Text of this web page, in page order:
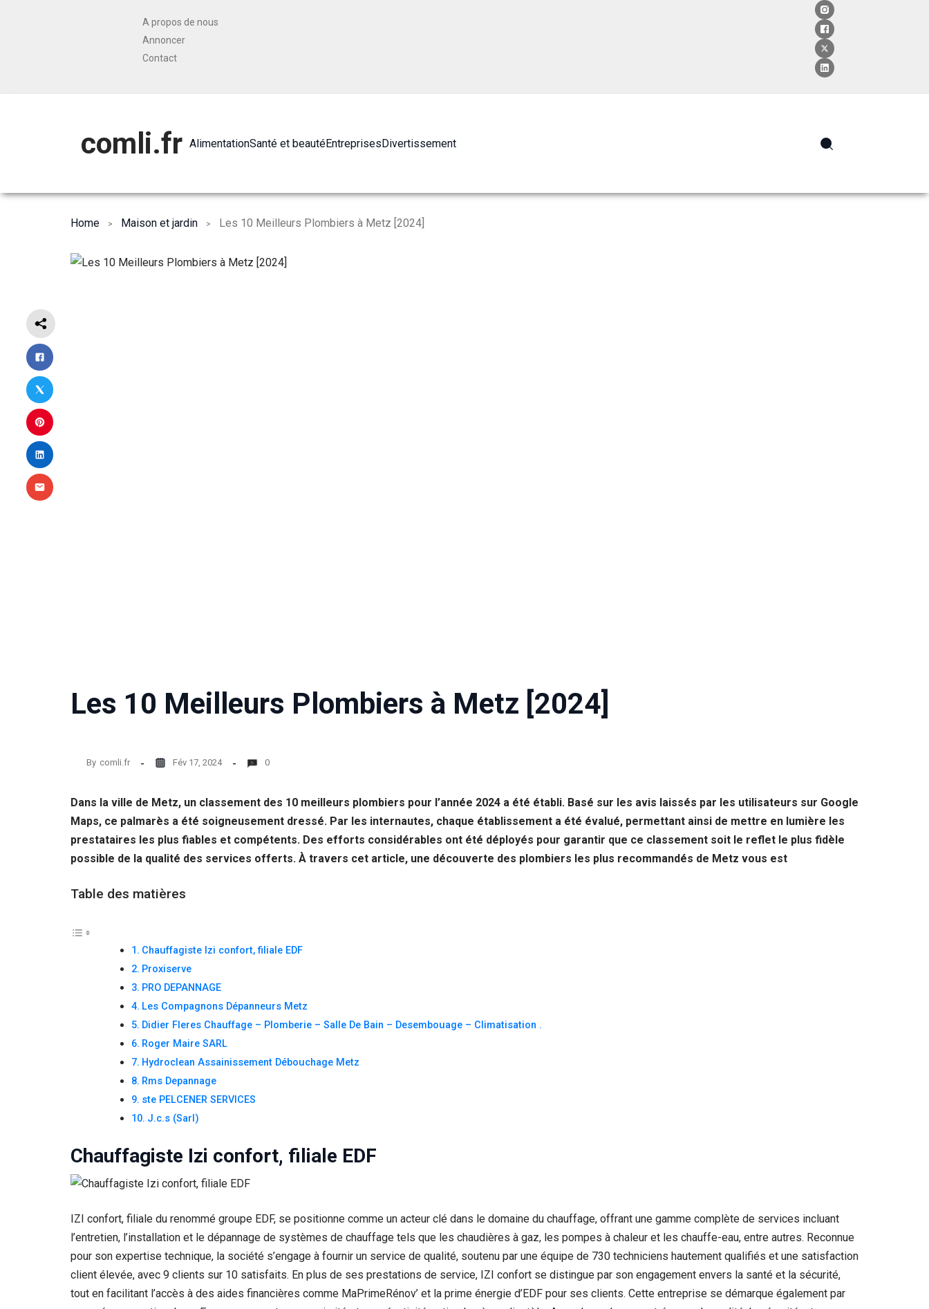
A propos de nous
Annoncer
Contact
comli.fr AlimentationSanté et beautéEntreprisesDivertissement
Home Maison et jardin Les 10 Meilleurs Plombiers à Metz [2024]
Les 10 Meilleurs Plombiers à Metz [2024]
By comli.fr Fév 17, 2024 0
Dans la ville de Metz, un classement des 10 meilleurs plombiers pour l’année 2024 a été établi. Basé sur les avis laissés par les utilisateurs sur Google
Maps, ce palmarès a été soigneusement dressé. Par les internautes, chaque établissement a été évalué, permettant ainsi de mettre en lumière les
prestataires les plus fiables et compétents. Des efforts considérables ont été déployés pour garantir que ce classement soit le reflet le plus fidèle
possible de la qualité des services offerts. À travers cet article, une découverte des plombiers les plus recommandés de Metz vous est
Table des matières
Chauffagiste Izi confort, filiale EDF
Proxiserve
PRO DEPANNAGE
Les Compagnons Dépanneurs Metz
Didier Fleres Chauffage – Plomberie – Salle De Bain – Desembouage – Climatisation .
Roger Maire SARL
Hydroclean Assainissement Débouchage Metz
Rms Depannage
ste PELCENER SERVICES
J.c.s (Sarl)
Chauffagiste Izi confort, filiale EDF
IZI confort, filiale du renommé groupe EDF, se positionne comme un acteur clé dans le domaine du chauffage, offrant une gamme complète de services incluant
l’entretien, l’installation et le dépannage de systèmes de chauffage tels que les chaudières à gaz, les pompes à chaleur et les chauffe-eau, entre autres. Reconnue
pour son expertise technique, la société s’engage à fournir un service de qualité, soutenu par une équipe de 730 techniciens hautement qualifiés et une satisfaction
client élevée, avec 9 clients sur 10 satisfaits. En plus de ses prestations de service, IZI confort se distingue par son engagement envers la santé et la sécurité,
tout en facilitant l’accès à des aides financières comme MaPrimeRénov’ et la prime énergie d’EDF pour ses clients. Cette entreprise se démarque également par